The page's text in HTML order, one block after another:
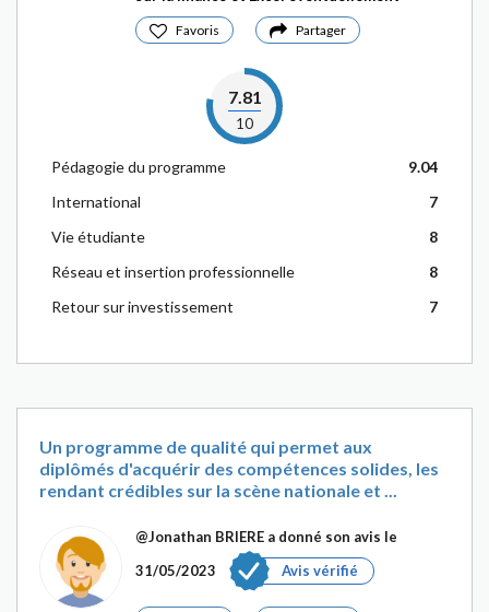
Favoris Partager
7.81
10
Pédagogie du programme
9.04
International
7
Vie étudiante
8
Réseau et insertion professionnelle
8
Retour sur investissement
7
Un programme de qualité qui permet aux
diplômés d'acquérir des compétences solides, les
rendant crédibles sur la scène nationale et ...
@Jonathan BRIERE a donné son avis le
31/05/2023
Avis vérifié